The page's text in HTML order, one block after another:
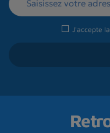
J'accepte la